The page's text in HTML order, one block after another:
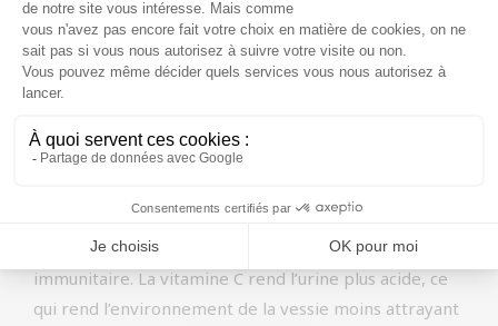
vers 1845.
Les canneberges contiennent un mélange unique de
nutriments qui peuvent apporter un puissant coup de
pouce à la santé des chiens. Les baies sont notamment
riches en minéraux tels que le potassium, qui assure
baies contiennent également des vitamines A, B et C
ainsi que des antioxydants qui soutiennent le système
immunitaire. La vitamine C rend l’urine plus acide, ce
qui rend l’environnement de la vessie moins attrayant